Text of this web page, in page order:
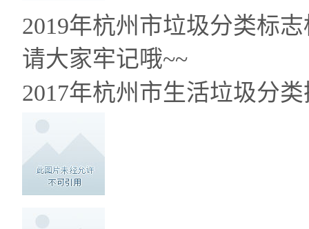
2019年杭州市垃圾分类标
请大家牢记哦~~
2017年杭州市生活垃圾分